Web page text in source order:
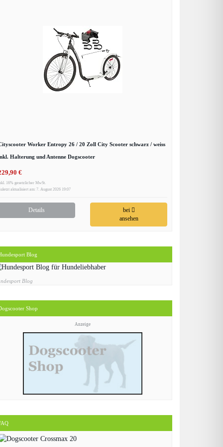
Worker Entropy 26 / 20 Zoll City Scooter schwarz / weiss
Halterung und Antenne Dogscooter
€
16% gesetzlicher MwSt.
aktualisiert am: 7. August 2026 19:07
Details
bei
ansehen
Blog
Blog
Shop
Anzeige